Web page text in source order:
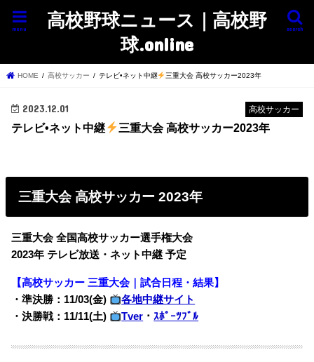
高校野球ニュース｜高校野
球.online
search
menu
HOME 高校サッカー テレビ•ネット中継 三重大会 高校サッカー2023年
高校サッカー
2023.12.01
テレビ•ネット中継 三重大会 高校サッカー2023年
三重大会 高校サッカー 2023年
三重大会 全国高校サッカー選手権大会
2023年 テレビ放送・ネット中継 予定
【高校サッカー 三重大会｜試合日程・結果】
・準決勝：11/03(金)
各地中継サイト
・決勝戦：11/11(土)
Tver ・ｽﾎﾟｰﾂﾌﾞﾙ